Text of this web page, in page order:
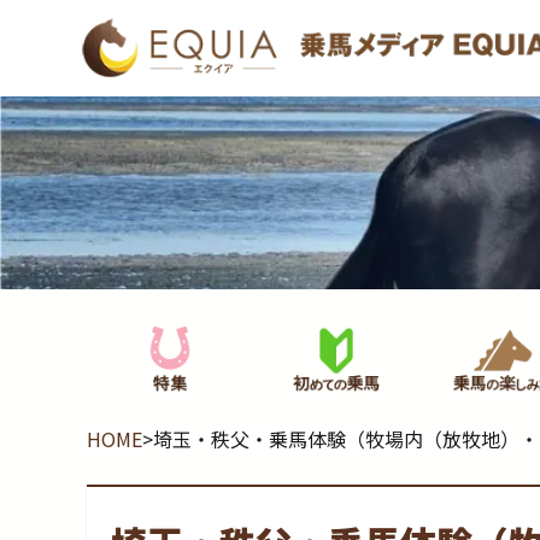
HOME>埼玉・秩父・乗馬体験（牧場内（放牧地）